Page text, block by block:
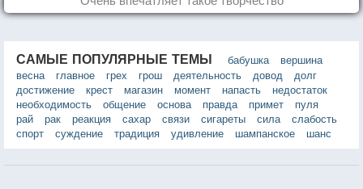
САМЫЕ ПОПУЛЯРНЫЕ ТЕМЫ бабушка
вершина
весна
главное грех грош деятельность довод
долг
достижение
крест магазин момент напасть
недостаток
необходимость
общение основа правда примет
пуля
рай
рак реакция сахар связи сигареты сила
слабость
спорт
суждение традиция удивление шампанское шанс